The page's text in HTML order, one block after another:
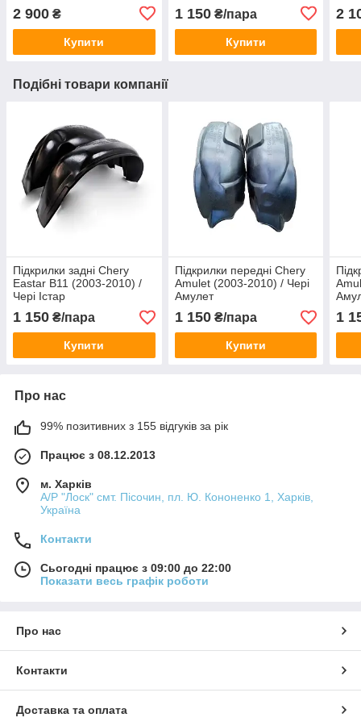
2 900 ₴
Купити
1 150₴/пара
Купити
2
Подібні товари компанії
Підкрилки задні Chery
Eastar B11 (2003-2010) /
Чері Істар
1 150 ₴/пара
Купити
Підкрилки передні Chery
Amulet (2003-2010) / Чері
Амулет
1 150₴/пара
Купити
1
Про нас
99% позитивних з 155 відгуків за рік
Працює з 08.12.2013
м. Харків
А/Р "Лоск" смт. Пісочин, пл. Ю. Кононенко 1, Харків,
Україна
Контакти
Сьогодні працює з 09:00 до 22:00
Показати весь графік роботи
Про нас
Контакти
Доставка та оплата